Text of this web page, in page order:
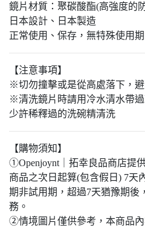
鏡片材質：聚碳酸酯(高強度的
日本設計、日本製造
正常使用、保存，無特殊使用
【注意事項】
※切勿撞擊或是從高處落下，
※清洗鏡片時請用冷水清水帶
少許稀釋過的洗碗精清洗
【購物須知】
①Openjoynt｜拓幸良品商店提
商品之次日起算(包含假日) 7天
期非試用期，超過7天猶豫期後
務。
②情境圖片僅供參考，本商品內